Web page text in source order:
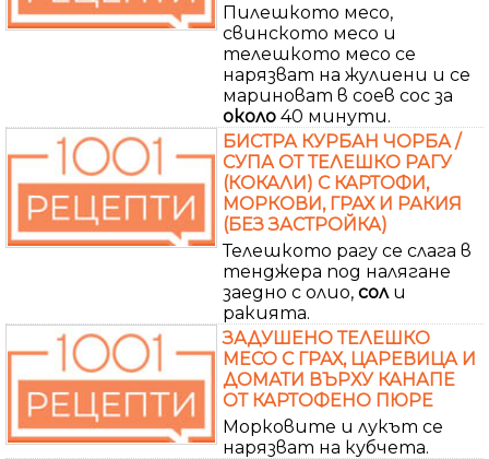
Пилешкото месо,
свинското месо и
телешкото месо се
нарязват на жулиени и се
мариноват в соев сос за
около 40 минути.
БИСТРА КУРБАН ЧОРБА /
СУПА ОТ ТЕЛЕШКО РАГУ
(КОКАЛИ) С КАРТОФИ,
МОРКОВИ, ГРАХ И РАКИЯ
(БЕЗ ЗАСТРОЙКА)
Телешкото рагу се слага в
тенджера под налягане
заедно с олио, сол и
ракията.
ЗАДУШЕНО ТЕЛЕШКО
МЕСО С ГРАХ, ЦАРЕВИЦА И
ДОМАТИ ВЪРХУ КАНАПЕ
ОТ КАРТОФЕНО ПЮРЕ
Морковите и лукът се
нарязват на кубчета.